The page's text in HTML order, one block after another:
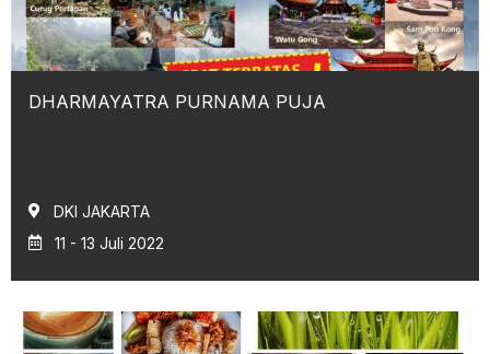
DHARMAYATRA PURNAMA PUJA
DKI JAKARTA
11 - 13 Juli 2022